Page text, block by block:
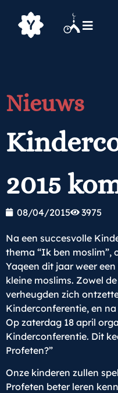
Nieuws
2015
08/04/2015 3975
Na een succesvolle
thema “Ik ben moslim”,
Yaqeen dit jaar weer
kleine moslims. Zowel
verheugden zich
Kinderconferentie, en
Op zaterdag 18 april
Kinderconferentie. Dit
Profeten?”
Onze kinderen zullen
Profeten beter leren